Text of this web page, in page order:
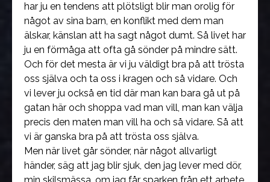
har ju en tendens att plötsligt blir man orolig för
något av sina barn, en konflikt med dem man
älskar, känslan att ha sagt något dumt. Så livet har
ju en förmåga att ofta gå sönder på mindre sätt.
Och för det mesta är vi ju väldigt bra på att trösta
oss själva och ta oss i kragen och så vidare. Och
vi lever ju också en tid där man kan bara gå ut på
gatan här och shoppa vad man vill, man kan välja
precis den maten man vill ha och så vidare. Så att
vi är ganska bra på att trösta oss själva.
Men när livet går sönder, när något allvarligt
händer, säg att jag blir sjuk, den jag lever med dör,